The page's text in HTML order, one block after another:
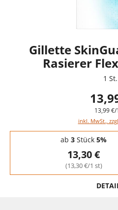
Gillette
Rasierer
1 St.
13,99 €/
inkl. MwSt.,
Staffelpreise - Mengenrabatt
ab 3 Stück 5%
13,30 €
(13,30 €/1 st)